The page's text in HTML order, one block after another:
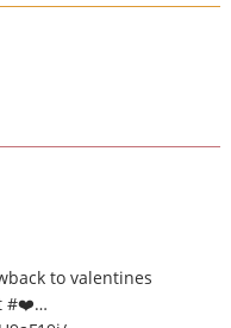
to valentines
#❤️…